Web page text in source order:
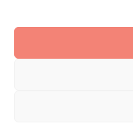
Par mumsKontakti